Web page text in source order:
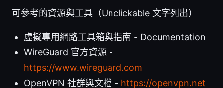
可參考的資源與工具（Unclickable 文字列出）
虛擬專用網路工具箱與指南 - Documentation
WireGuard 官方資源 -
https://www.wireguard.com
OpenVPN 社群與文檔 - https://openvpn.net